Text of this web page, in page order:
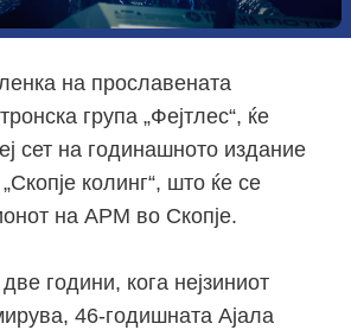
на прославената
група „Фејтлес“, ќе
сет на годинашното издание
колинг“, што ќе се
на АРМ во Скопје.
години, кога нејзиниот
46-годишната Ајала